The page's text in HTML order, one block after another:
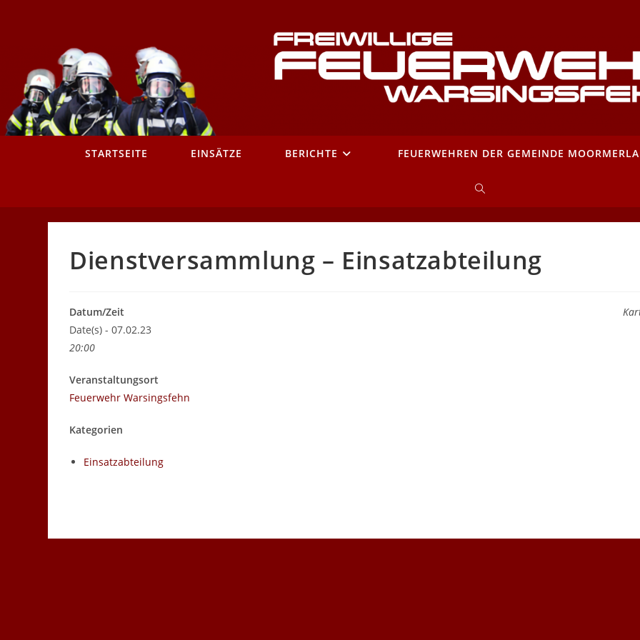
STARTSEITE EINSÄTZE BERICHTE FEUERWEHREN DER GEMEINDE
WEBSITE-
SUCHE
UMSCHALTEN
Dienstversammlung – Einsatzabteilung
Datum/Zeit
Date(s) - 07.02.23
20:00
Veranstaltungsort
Feuerwehr Warsingsfehn
Kategorien
Einsatzabteilung